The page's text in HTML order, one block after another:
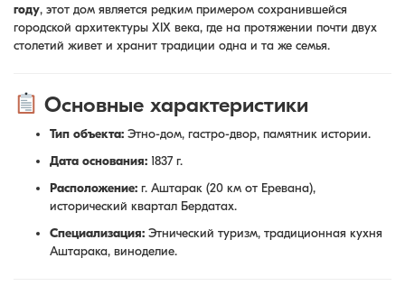
году, этот дом является редким примером сохранившейся
городской архитектуры XIX века, где на протяжении почти двух
столетий живет и хранит традиции одна и та же семья.
Основные характеристики
Тип объекта: Этно-дом, гастро-двор, памятник истории.
Дата основания: 1837 г.
Расположение: г. Аштарак (20 км от Еревана),
исторический квартал Бердатах.
Специализация: Этнический туризм, традиционная кухня
Аштарака, виноделие.